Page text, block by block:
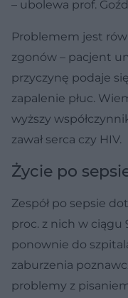
– ubolewa prof.
Problemem jest
zgonów – pacjent
przyczynę podaje
zapalenie płuc.
wyższy
zawał serca czy HIV.
Życie po
Zespół po sepsie
proc. z nich w
ponownie do
zaburzenia
problemy z